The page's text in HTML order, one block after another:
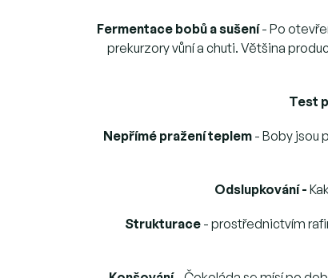
Fermentace bobů a sušení- Po
prekurzory vůní a chuti. Většina
Test
Nepřímé pražení teplem - Boby jsou
Odslupkování -
Strukturace - prostřednictvím